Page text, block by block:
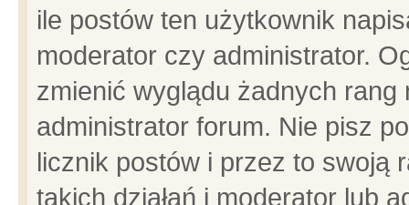
ile postów ten użytkownik
moderator czy administrator.
zmienić wyglądu żadnych
administrator forum. Nie pisz
licznik postów i przez to swoją
takich działań i moderator lub